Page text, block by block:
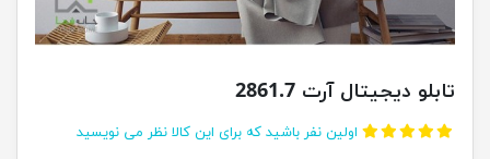
تابلو دیجیتال آرت 2861.7
اولین نفر باشید که برای این کالا نظر می نویسید